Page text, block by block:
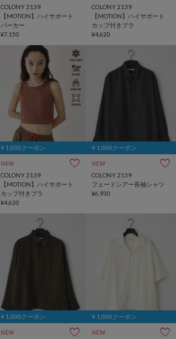
COLONY 2139
【MOTION】ハイサポート
パーカー
¥7,150
COLONY 2139
【MOTION】ハイサポート
カップ付きブラ
¥4,620
￥1,000クーポン
NEW
COLONY 2139
【MOTION】ハイサポート
カップ付きブラ
¥4,620
￥1,000クーポン
NEW
COLONY 2139
フェードシアー長袖シャツ
¥6,930
￥1,000クーポン
NEW
￥1,000クーポン
NEW